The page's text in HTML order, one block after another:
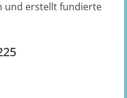
und erstellt fundierte